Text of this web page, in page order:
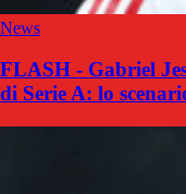
News
FLASH - Gabriel
di Serie A: lo